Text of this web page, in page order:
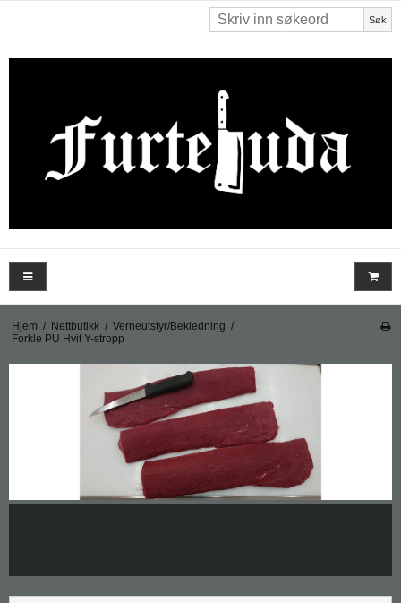
Søk
Hjem / Nettbutikk / Verneutstyr/Bekledning /
Forkle PU Hvit Y-stropp